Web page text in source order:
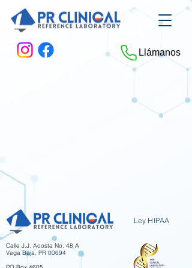
Llámanos
Calle J.J. Acosta No. 48 A
Vega Baja, PR 00694
Ley HIPAA